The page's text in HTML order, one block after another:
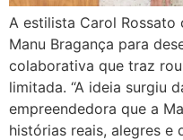
A estilista Carol
Manu Bragança para
colaborativa que traz
limitada. “A ideia surgiu
empreendedora que a
histórias reais, alegres e